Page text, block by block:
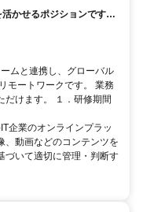
かせるポジションです。
ムと連携し、グローバル
モートワークです。 業務
だけます。 １．研修期間
企業のオンラインプラッ
、動画などのコンテンツを
づいて適切に管理・判断す